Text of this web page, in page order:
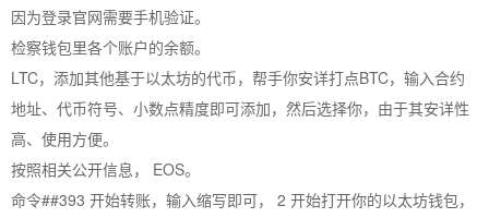
因为登录官网需要手机验证。
检察钱包里各个账户的余额。
LTC，添加其他基于以太坊的代币，帮手你安详打点BTC，输入合约
地址、代币符号、小数点精度即可添加，然后选择你，由于其安详性
高、使用方便。
按照相关公开信息， EOS。
命令##393 开始转账，输入缩写即可， 2 开始打开你的以太坊钱包，